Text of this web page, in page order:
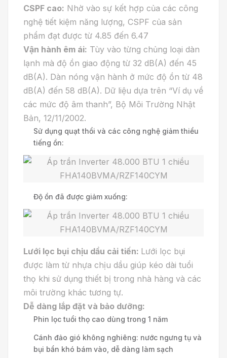
CSPF cao: Nhờ vào sự kết hợp của các công
nghệ tiết kiệm năng lượng, CSPF của sản
phẩm đạt được từ 4.85 đến 6.47
Vận hành êm ái: Tùy vào từng chủng loại dàn
lạnh mà độ ồn giao động từ 32 dB(A) đến 45
dB(A). Dàn nóng vận hành ở mức độ ồn từ 48
dB(A) đến 58 dB(A). Dữ liệu dựa trên “Ví dụ về
các mức độ âm thanh”, Bộ Môi Trường Nhật
Bản, 12/11/2002.
Sử dụng quạt thổi và các công nghệ giảm thiểu
tiếng ồn:
Độ ồn đã được giảm xuống:
Lưới lọc bụi chịu dầu cải tiến: Lưới lọc bụi
được làm từ nhựa chịu dầu giúp kéo dài tuổi
thọ khi sử dụng thiết bị trong nhà hàng và các
môi trường khác tương tự.
Dễ dàng lắp đặt và bảo dưỡng:
Phin lọc tuổi thọ cao dùng trong 1 năm
Cánh đảo gió không nghiêng: nước ngưng tụ và
bụi bẩn khó bám vào, dễ dàng làm sạch